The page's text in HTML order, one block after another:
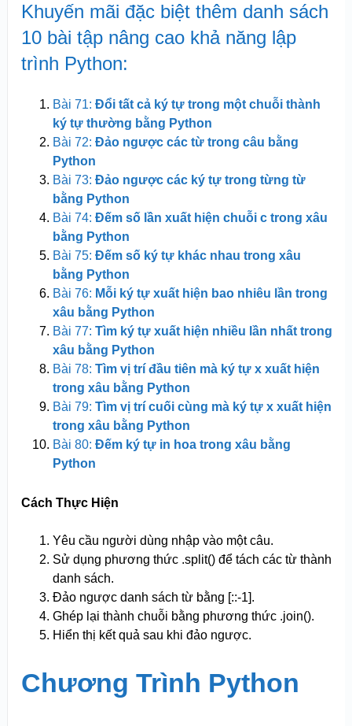
Khuyến mãi đặc biệt thêm danh sách
10 bài tập nâng cao khả năng lập
trình Python:
Bài 71: Đổi tất cả ký tự trong một chuỗi thành
ký tự thường bằng Python
Bài 72: Đảo ngược các từ trong câu bằng
Python
Bài 73: Đảo ngược các ký tự trong từng từ
bằng Python
Bài 74: Đếm số lần xuất hiện chuỗi c trong xâu
bằng Python
Bài 75: Đếm số ký tự khác nhau trong xâu
bằng Python
Bài 76: Mỗi ký tự xuất hiện bao nhiêu lần trong
xâu bằng Python
Bài 77: Tìm ký tự xuất hiện nhiều lần nhất trong
xâu bằng Python
Bài 78: Tìm vị trí đầu tiên mà ký tự x xuất hiện
trong xâu bằng Python
Bài 79: Tìm vị trí cuối cùng mà ký tự x xuất hiện
trong xâu bằng Python
Bài 80: Đếm ký tự in hoa trong xâu bằng
Python
Cách Thực Hiện
Yêu cầu người dùng nhập vào một câu.
Sử dụng phương thức .split() để tách các từ thành
danh sách.
Đảo ngược danh sách từ bằng [::-1].
Ghép lại thành chuỗi bằng phương thức .join().
Hiển thị kết quả sau khi đảo ngược.
Chương Trình Python